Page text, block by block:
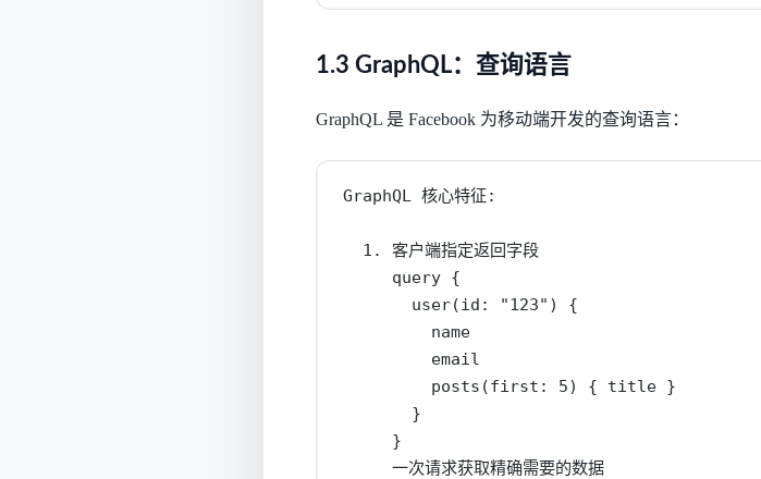
1.3 GraphQL：查询语言
GraphQL 是 Facebook 为移动端开发的查询语言：
GraphQL 核心特征:
  1. 客户端指定返回字段
     query {
       user(id: "123") {
         name
         email
         posts(first: 5) { title }
       }
     }
     一次请求获取精确需要的数据